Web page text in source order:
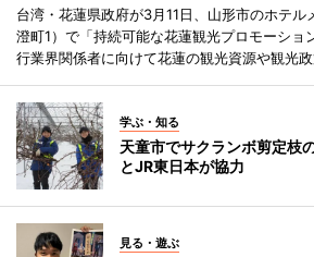
台湾・花蓮県政府が3月11日、山形市のホテル
澄町1）で「持続可能な花蓮観光プロモーショ
行業界関係者に向けて花蓮の観光資源や観光政
学ぶ・知る
天童市でサクランボ剪定
とJR東日本が協力
見る・遊ぶ